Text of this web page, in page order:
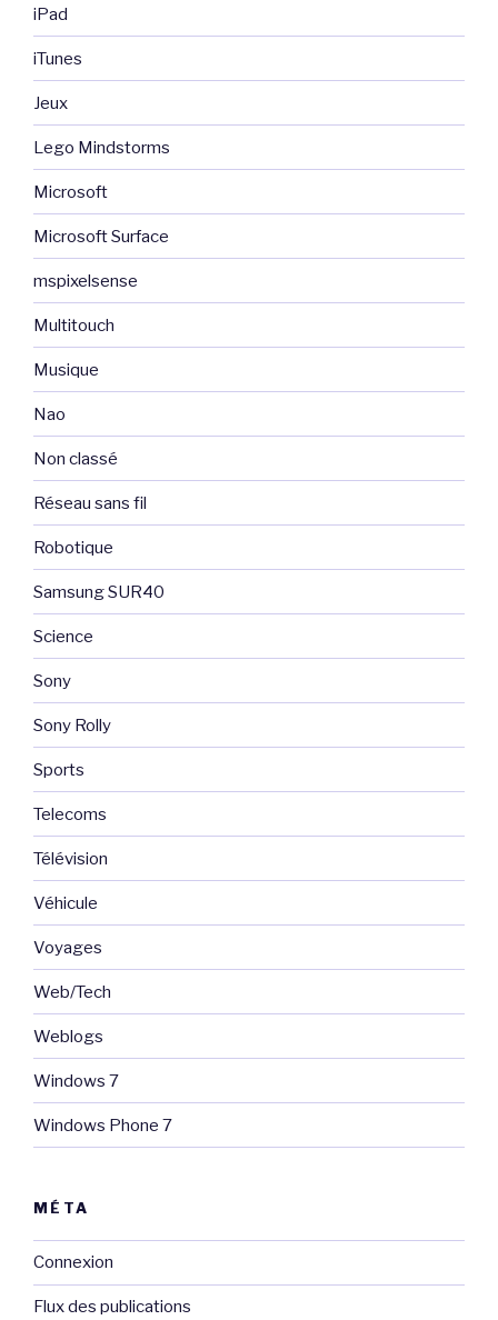
iPad
iTunes
Jeux
Lego Mindstorms
Microsoft
Microsoft Surface
mspixelsense
Multitouch
Musique
Nao
Non classé
Réseau sans fil
Robotique
Samsung SUR40
Science
Sony
Sony Rolly
Sports
Telecoms
Télévision
Véhicule
Voyages
Web/Tech
Weblogs
Windows 7
Windows Phone 7
MÉTA
Connexion
Flux des publications